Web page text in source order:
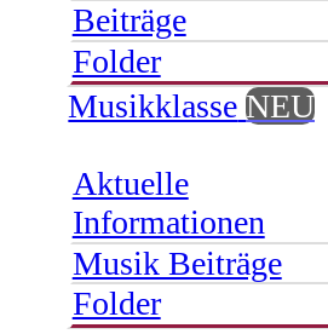
Beiträge
Folder
Musikklasse NEU
Aktuelle
Informationen
Musik Beiträge
Folder